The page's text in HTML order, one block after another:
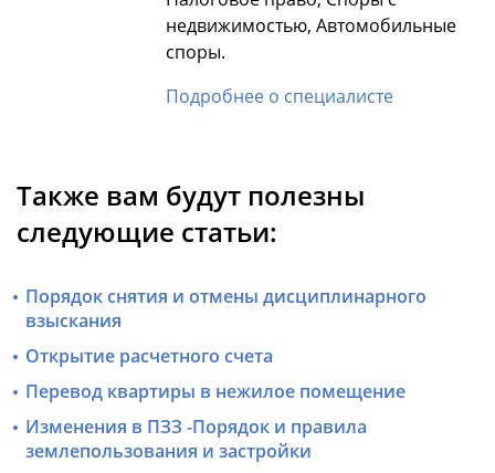
недвижимостью, Автомобильные
споры.
Подробнее о специалисте
Также вам будут полезны
следующие статьи:
Порядок снятия и отмены дисциплинарного
взыскания
Открытие расчетного счета
Перевод квартиры в нежилое помещение
Изменения в ПЗЗ -Порядок и правила
землепользования и застройки